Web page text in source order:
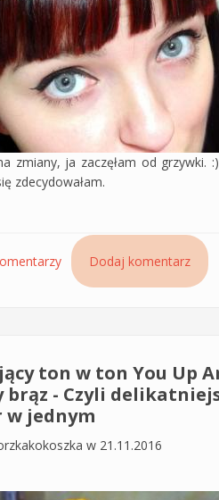
zmiany, ja zaczęłam od grzywki.
zdecydowałam.
grzywka – In Flashy Colours
Dodaj komentarz
ton w ton You Up
brąz - Czyli
jednym
w 21.11.2016